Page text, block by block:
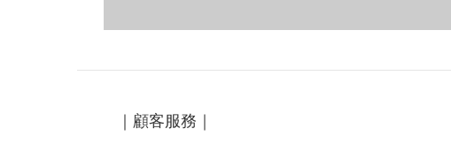
｜顧客服務｜